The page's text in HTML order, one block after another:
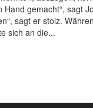
Hand gemacht“, sagt
sagt er stolz.
sich an die...